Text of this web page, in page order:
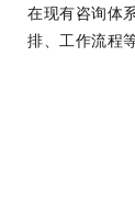
在现有咨询体
排、工作流程